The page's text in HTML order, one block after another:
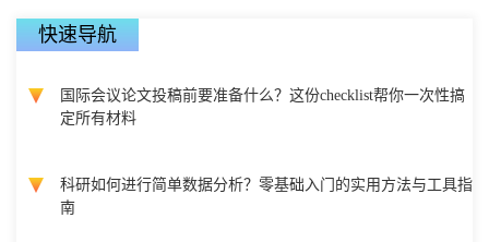
快速导航
国际会议论文投稿前要准备什么？这份checklist帮你一次性搞
定所有材料
科研如何进行简单数据分析？零基础入门的实用方法与工具指
南